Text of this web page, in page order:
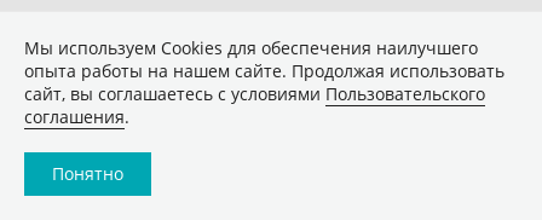
Мы используем Сookies для обеспечения наилучшего
опыта работы на нашем сайте. Продолжая использовать
сайт, вы соглашаетесь с условиями Пользовательского
соглашения.
Понятно